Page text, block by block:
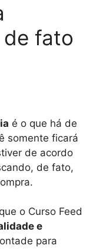
de fato
é o que há de
somente ficará
de acordo
de fato,
o Curso Feed
e
para